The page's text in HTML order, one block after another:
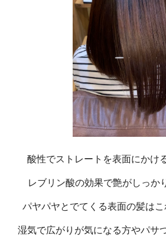
酸性でストレートを表面にかけ
レブリン酸の効果で艶がしっか
パヤパヤとでてくる表面の髪は
湿気で広がりが気になる方やパサ